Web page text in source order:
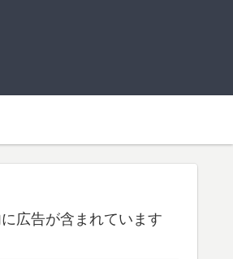
に広告が含まれています